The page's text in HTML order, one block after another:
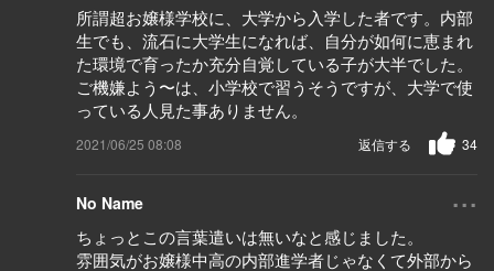
所謂超お嬢様学校に、大学から入学した者です。内部
生でも、流石に大学生になれば、自分が如何に恵まれ
た環境で育ったか充分自覚している子が大半でした。
ご機嫌よう〜は、小学校で習うそうですが、大学で使
っている人見た事ありません。
2021/06/25 08:08 34
返信する
No Name ...
ちょっとこの言葉遣いは無いなと感じました。
雰囲気がお嬢様中高の内部進学者じゃなくて外部から